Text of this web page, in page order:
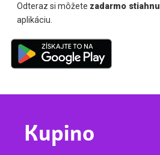
Odteraz si môžete zadarmo
aplikáciu.
Kupino